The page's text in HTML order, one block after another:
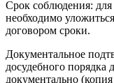
Срок соблюдения: для
необходимо
договором сроки.
Документальное
досудебного
документально